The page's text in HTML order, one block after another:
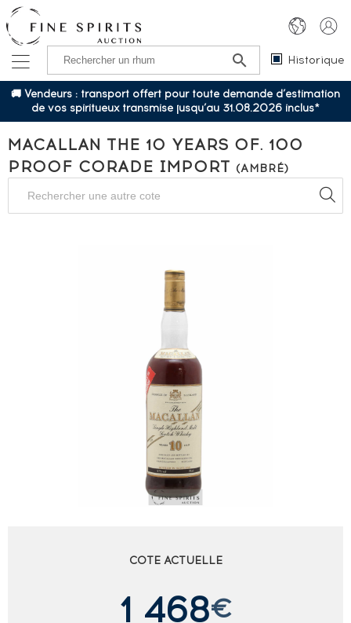
Historique
🚚 Vendeurs : transport offert pour toute demande d’estimation
de vos spiritueux transmise jusqu’au 31.08.2026 inclus*
MACALLAN THE 10 YEARS OF. 100
PROOF CORADE IMPORT (AMBRÉ)
COTE ACTUELLE
1 468€